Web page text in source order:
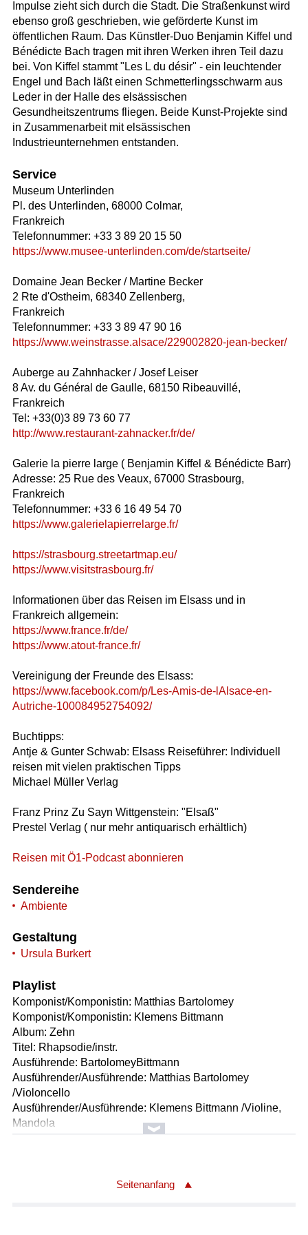
Impulse zieht sich durch die Stadt. Die Straßenkunst wird
ebenso groß geschrieben, wie geförderte Kunst im
öffentlichen Raum. Das Künstler-Duo Benjamin Kiffel und
Bénédicte Bach tragen mit ihren Werken ihren Teil dazu
bei. Von Kiffel stammt "Les L du désir" - ein leuchtender
Engel und Bach läßt einen Schmetterlingsschwarm aus
Leder in der Halle des elsässischen
Gesundheitszentrums fliegen. Beide Kunst-Projekte sind
in Zusammenarbeit mit elsässischen
Industrieunternehmen entstanden.
Service
Museum Unterlinden
Pl. des Unterlinden, 68000 Colmar,
Frankreich
Telefonnummer: +33 3 89 20 15 50
https://www.musee-unterlinden.com/de/startseite/
Domaine Jean Becker / Martine Becker
2 Rte d'Ostheim, 68340 Zellenberg,
Frankreich
Telefonnummer: +33 3 89 47 90 16
https://www.weinstrasse.alsace/229002820-jean-becker/
Auberge au Zahnhacker / Josef Leiser
8 Av. du Général de Gaulle, 68150 Ribeauvillé,
Frankreich
Tel: +33(0)3 89 73 60 77
http://www.restaurant-zahnacker.fr/de/
Galerie la pierre large ( Benjamin Kiffel & Bénédicte Barr)
Adresse: 25 Rue des Veaux, 67000 Strasbourg,
Frankreich
Telefonnummer: +33 6 16 49 54 70
https://www.galerielapierrelarge.fr/
https://strasbourg.streetartmap.eu/
https://www.visitstrasbourg.fr/
Informationen über das Reisen im Elsass und in
Frankreich allgemein:
https://www.france.fr/de/
https://www.atout-france.fr/
Vereinigung der Freunde des Elsass:
https://www.facebook.com/p/Les-Amis-de-lAlsace-en-
Autriche-100084952754092/
Buchtipps:
Antje & Gunter Schwab: Elsass Reiseführer: Individuell
reisen mit vielen praktischen Tipps
Michael Müller Verlag
Franz Prinz Zu Sayn Wittgenstein: "Elsaß"
Prestel Verlag ( nur mehr antiquarisch erhältlich)
Reisen mit Ö1-Podcast abonnieren
Sendereihe
Ambiente
Gestaltung
Ursula Burkert
Playlist
Komponist/Komponistin: Matthias Bartolomey
Komponist/Komponistin: Klemens Bittmann
Album: Zehn
Titel: Rhapsodie/instr.
Ausführende: BartolomeyBittmann
Ausführender/Ausführende: Matthias Bartolomey
/Violoncello
Ausführender/Ausführende: Klemens Bittmann /Violine,
Mandola
Länge: 05:32 min
Komponist/Komponistin: Edward Elgar/1857 - 1934
Seitenanfang